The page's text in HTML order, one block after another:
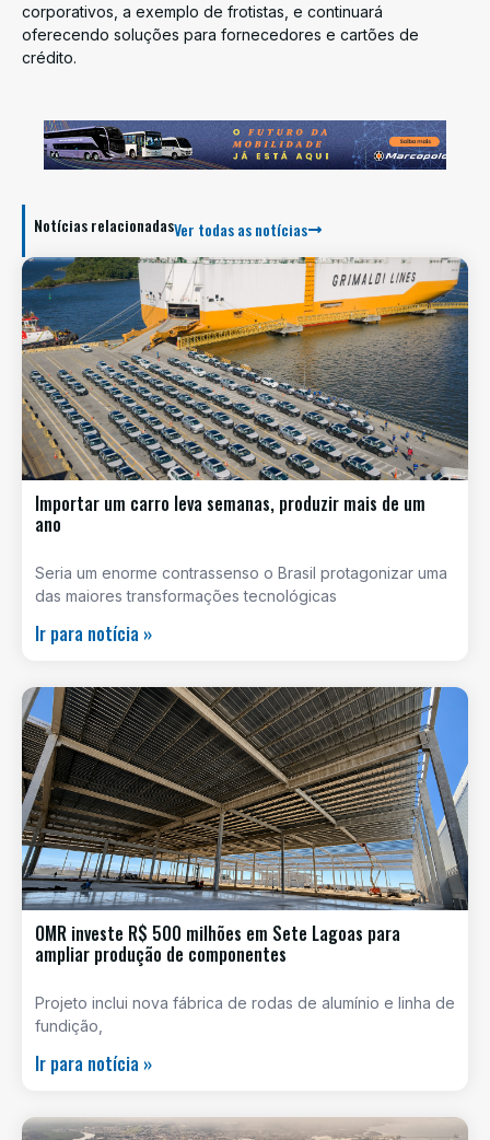
corporativos, a exemplo de frotistas, e continuará
oferecendo soluções para fornecedores e cartões de
crédito.
Notícias relacionadasVer todas as notícias
Importar um carro leva semanas, produzir mais de um
ano
Seria um enorme contrassenso o Brasil protagonizar uma
das maiores transformações tecnológicas
Ir para notícia »
OMR investe R$ 500 milhões em Sete Lagoas para
ampliar produção de componentes
Projeto inclui nova fábrica de rodas de alumínio e linha de
fundição,
Ir para notícia »